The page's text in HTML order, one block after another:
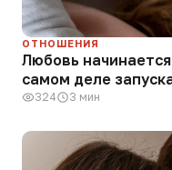
ОТНОШЕНИЯ
Любовь
самом деле
324 3 мин